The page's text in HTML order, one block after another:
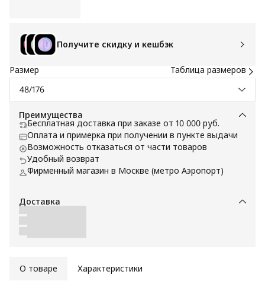
Получите скидку и кешбэк
Размер
Таблица размеров
48/176
Преимущества
Бесплатная доставка при заказе от 10 000 руб.
Оплата и примерка при получении в пункте выдачи
Возможность отказаться от части товаров
Удобный возврат
Фирменный магазин в Москве (метро Аэропорт)
Доставка
О товаре Характеристики